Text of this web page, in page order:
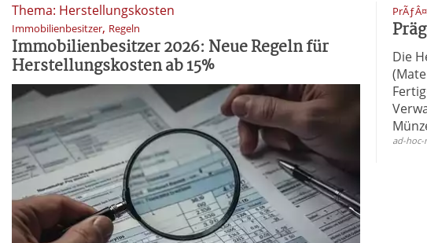
Thema: Herstellungskosten
Immobilienbesitzer, Regeln
Immobilienbesitzer 2026: Neue Regeln für
Herstellungskosten ab 15%
Die
ad-hoc-